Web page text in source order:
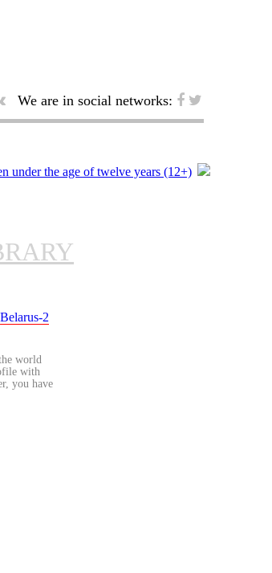
We are in social networks:
Belarus-2
world
with
you have